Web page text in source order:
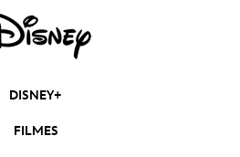
DISNEY+
FILMES